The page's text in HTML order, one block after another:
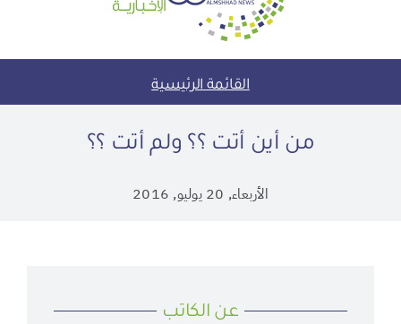
القائمة الرئيسية
من أين أتت ؟؟ ولم أتت ؟؟
الأربعاء, 20 يوليو, 2016
عن الكاتب